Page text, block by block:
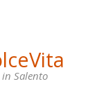
Salento